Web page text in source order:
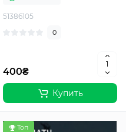
51386105
0
400₴
Купить
Топ